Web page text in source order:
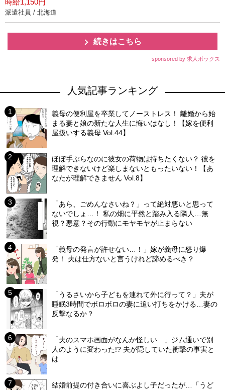
時給1,150円
派遣社員 / 北海道
続きはこちら
sponsored by 求人ボックス
人気記事ランキング
義母の便利屋を卒業してノーストレス！ 離婚から始
まる妻と娘の新たな人生に悔いはなし！【嫁を便利
屋扱いする義母 Vol.44】
ほぼ手ぶらなのに彼女の荷物は持ちたくない？ 彼を
理解できないけど楽しまないともったいない！【あ
なたが理解できません Vol.8】
「あら、ごめんなさいね？」って絶対悪いと思って
ないでしょ…！ 私の畑に平然と踏み入る隣人…無
視？悪意？その行動にモヤモヤが止まらない
「義母の発言が許せない…！」嫁が義母に怒り爆
発！ 夫は仕方ないと言うけれど諦めるべき？
「うるさいから子どもを連れて外に行って？」夫が
睡眠3時間でボロボロの妻に追い打ちをかける…妻の
反撃なるか？
「夫のスマホ画面がなんか怪しい…」ジム通いで別
人のように変わった!? 夫が隠していた衝撃の事実と
は
結婚前提の付き合いに喜ぶよし子だったが…「うど